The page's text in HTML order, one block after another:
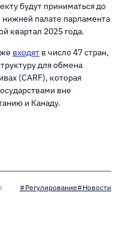
будут приниматься до
нижней палате парламента
квартал 2025 года.
входят в число 47 стран,
для обмена
(CARF), которая
вне
и Канаду.
#Регулирование#Новости